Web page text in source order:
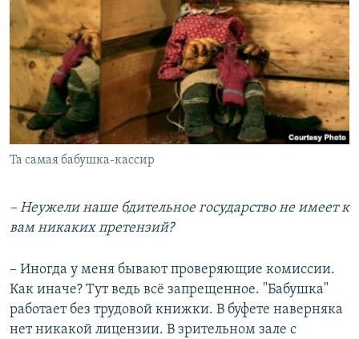
Та самая бабушка-кассир
– Неужели наше бдительное государство не имеет к
вам никаких претензий?
​– Иногда у меня бывают проверяющие комиссии.
Как иначе? Тут ведь всё запрещенное. "Бабушка"
работает без трудовой книжки. В буфете наверняка
нет никакой лицензии. В зрительном зале с